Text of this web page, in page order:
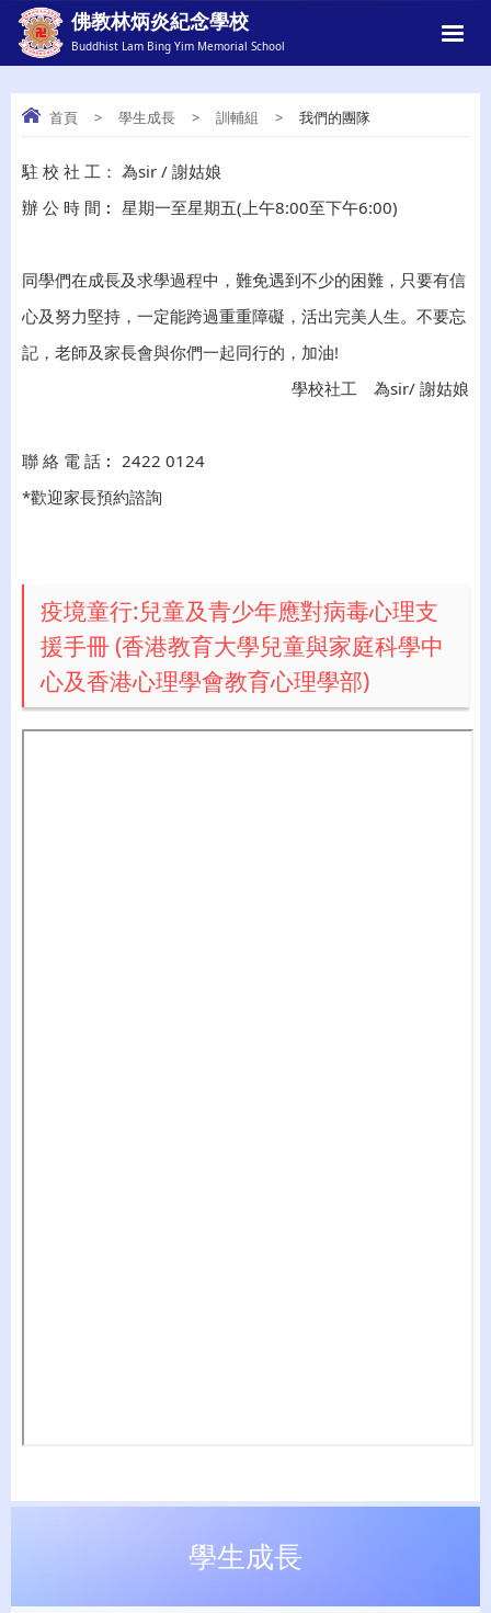
佛教林炳炎紀念學校
Buddhist Lam Bing Yim Memorial School
我們的團隊
首頁 > 學生成長 > 訓輔組 > 我們的團隊
駐 校 社 工： 為sir / 謝姑娘
辦 公 時 間︰ 星期一至星期五(上午8:00至下午6:00)
同學們在成長及求學過程中，難免遇到不少的困難，只要有信
心及努力堅持，一定能跨過重重障礙，活出完美人生。不要忘
記，老師及家長會與你們一起同行的，加油!
學校社工 為sir/ 謝姑娘
聯 絡 電 話︰ 2422 0124
*歡迎家長預約諮詢
疫境童行:兒童及青少年應對病毒心理支
援手冊 (香港教育大學兒童與家庭科學中
心及香港心理學會教育心理學部)
學生成長